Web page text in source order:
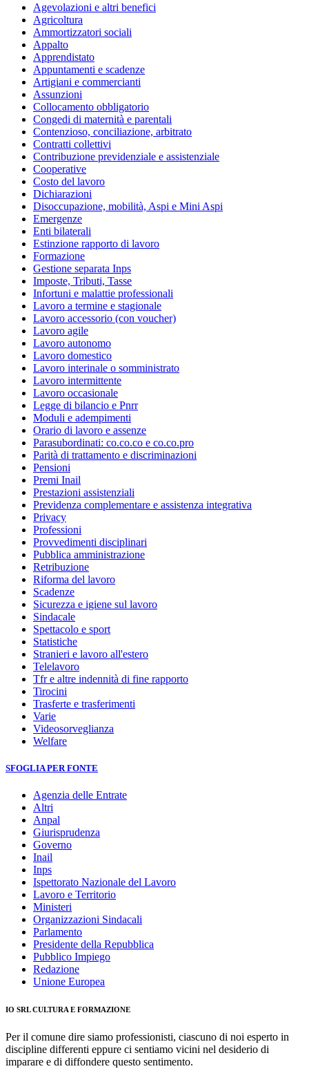
Agevolazioni e altri benefici
Agricoltura
Ammortizzatori sociali
Appalto
Apprendistato
Appuntamenti e scadenze
Artigiani e commercianti
Assunzioni
Collocamento obbligatorio
Congedi di maternità e parentali
Contenzioso, conciliazione, arbitrato
Contratti collettivi
Contribuzione previdenziale e assistenziale
Cooperative
Costo del lavoro
Dichiarazioni
Disoccupazione, mobilità, Aspi e Mini Aspi
Emergenze
Enti bilaterali
Estinzione rapporto di lavoro
Formazione
Gestione separata Inps
Imposte, Tributi, Tasse
Infortuni e malattie professionali
Lavoro a termine e stagionale
Lavoro accessorio (con voucher)
Lavoro agile
Lavoro autonomo
Lavoro domestico
Lavoro interinale o somministrato
Lavoro intermittente
Lavoro occasionale
Legge di bilancio e Pnrr
Moduli e adempimenti
Orario di lavoro e assenze
Parasubordinati: co.co.co e co.co.pro
Parità di trattamento e discriminazioni
Pensioni
Premi Inail
Prestazioni assistenziali
Previdenza complementare e assistenza integrativa
Privacy
Professioni
Provvedimenti disciplinari
Pubblica amministrazione
Retribuzione
Riforma del lavoro
Scadenze
Sicurezza e igiene sul lavoro
Sindacale
Spettacolo e sport
Statistiche
Stranieri e lavoro all'estero
Telelavoro
Tfr e altre indennità di fine rapporto
Tirocini
Trasferte e trasferimenti
Varie
Videosorveglianza
Welfare
SFOGLIA PER FONTE
Agenzia delle Entrate
Altri
Anpal
Giurisprudenza
Governo
Inail
Inps
Ispettorato Nazionale del Lavoro
Lavoro e Territorio
Ministeri
Organizzazioni Sindacali
Parlamento
Presidente della Repubblica
Pubblico Impiego
Redazione
Unione Europea
IO SRL CULTURA E FORMAZIONE
Per il comune dire siamo professionisti, ciascuno di noi esperto in
discipline differenti eppure ci sentiamo vicini nel desiderio di
imparare e di diffondere questo sentimento.